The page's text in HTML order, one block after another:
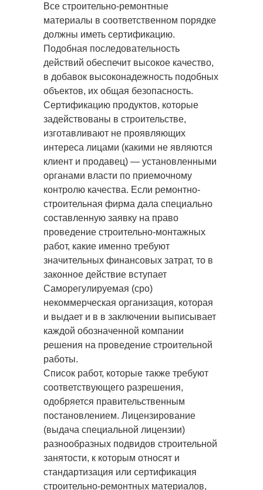
Все строительно-ремонтные
материалы в соответственном порядке
должны иметь сертификацию.
Подобная последовательность
действий обеспечит высокое качество,
в добавок высоконадежность подобных
объектов, их общая безопасность.
Сертификацию продуктов, которые
задействованы в строительстве,
изготавливают не проявляющих
интереса лицами (какими не являются
клиент и продавец) — установленными
органами власти по приемочному
контролю качества. Если ремонтно-
строительная фирма дала специально
составленную заявку на право
проведение строительно-монтажных
работ, какие именно требуют
значительных финансовых затрат, то в
законное действие вступает
Саморегулируемая (сро)
некоммерческая организация, которая
и выдает и в в заключении выписывает
каждой обозначенной компании
решения на проведение строительной
работы.
Список работ, которые также требуют
соответствующего разрешения,
одобряется правительственным
постановлением. Лицензирование
(выдача специальной лицензии)
разнообразных подвидов строительной
занятости, к которым относят и
стандартизация или сертификация
строительно-ремонтных материалов,